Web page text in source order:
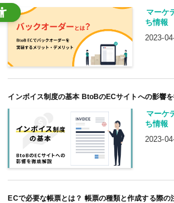
マーケ
ち情報
2023-
インボイス制度の基本 BtoBのECサイトへの影響を
マーケ
ち情報
2023-
ECで必要な帳票とは？ 帳票の種類と作成する際の